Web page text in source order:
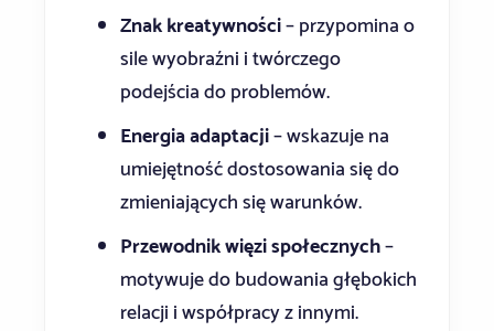
Znak kreatywności– przypomina o
sile wyobraźni i twórczego
podejścia do problemów.
Energia adaptacji– wskazuje na
umiejętność dostosowania się do
zmieniających się warunków.
Przewodnik więzi społecznych–
motywuje do budowania głębokich
relacji i współpracy z innymi.